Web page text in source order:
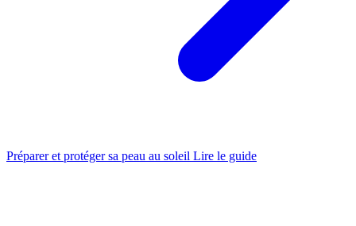
Préparer et protéger sa peau au soleil Lire le guide